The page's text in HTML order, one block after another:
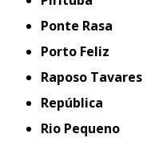
Ponte Rasa
Porto Feliz
Raposo Tavares
República
Rio Pequeno